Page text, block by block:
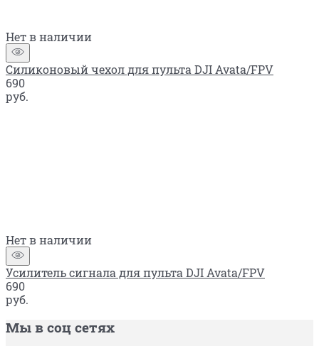
Нет в наличии
Силиконовый чехол для пульта DJI Avata/FPV
690
руб.
Нет в наличии
Усилитель сигнала для пульта DJI Avata/FPV
690
руб.
Мы в соц сетях